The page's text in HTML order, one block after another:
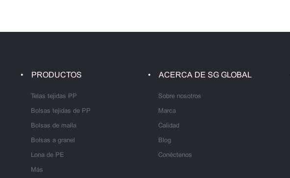
PRODUCTOS
Telas tejidas PP
Bolsas tejidas de PP
Bolsas de malla
Bolsas a granel
Lona de PE
Más
ACERCA DE SG GLOBAL
Sobre nosotros
Marca
Calidad
Blog
Conéctenos